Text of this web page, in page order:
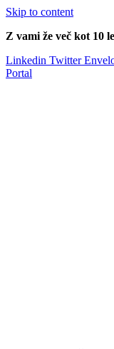
Skip to content
Z vami že več kot 10
Linkedin Twitter
Portal